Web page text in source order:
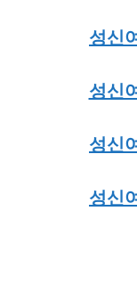
성신
성신
성신
성신